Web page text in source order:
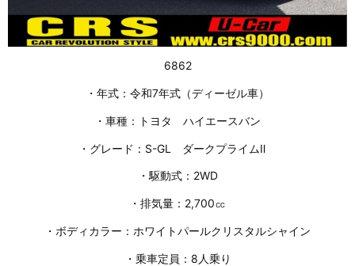
6862
・年式：令和7年式（ディーゼル車）
・車種：トヨタ ハイエースバン
・グレード：S-GL ダークプライムⅡ
・駆動式：2WD
・排気量：2,700㏄
・ボディカラー：ホワイトパールクリスタルシャイン
・乗車定員：8人乗り